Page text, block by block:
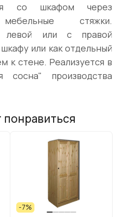
со шкафом через
стяжки.
левой или с правой
или как отдельный
к стене. Реализуется в
сосна" производства
-7%